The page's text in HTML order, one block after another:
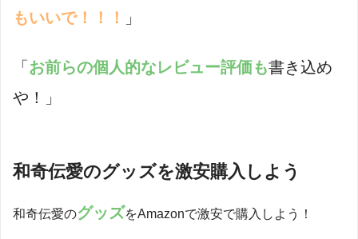
もいいで！！！
」
「 お前らの個人的なレビュー評価も書き込め
や！」
和奇伝愛のグッズを激安購入しよう
和奇伝愛のグッズをAmazonで激安で購入しよう！